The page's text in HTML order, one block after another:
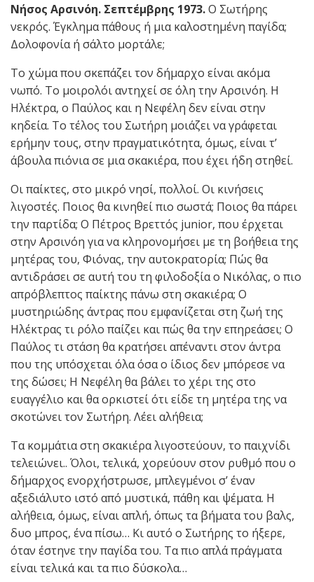
Νήσος Αρσινόη. Σεπτέμβρης 1973.Ο Σωτήρης
νεκρός. Έγκλημα πάθους ή μια καλοστημένη παγίδα;
Δολοφονία ή σάλτο μορτάλε;
Το χώμα που σκεπάζει τον δήμαρχο είναι ακόμα
νωπό. Το μοιρολόι αντηχεί σε όλη την Αρσινόη. Η
Ηλέκτρα, ο Παύλος και η Νεφέλη δεν είναι στην
κηδεία. Το τέλος του Σωτήρη μοιάζει να γράφεται
ερήμην τους, στην πραγματικότητα, όμως, είναι τ’
άβουλα πιόνια σε μια σκακιέρα, που έχει ήδη στηθεί.
Οι παίκτες, στο μικρό νησί, πολλοί. Οι κινήσεις
λιγοστές. Ποιος θα κινηθεί πιο σωστά; Ποιος θα πάρει
την παρτίδα; Ο Πέτρος Βρεττός junior, που έρχεται
στην Αρσινόη για να κληρονομήσει με τη βοήθεια της
μητέρας του, Φιόνας, την αυτοκρατορία; Πώς θα
αντιδράσει σε αυτή του τη φιλοδοξία ο Νικόλας, ο πιο
απρόβλεπτος παίκτης πάνω στη σκακιέρα; Ο
μυστηριώδης άντρας που εμφανίζεται στη ζωή της
Ηλέκτρας τι ρόλο παίζει και πώς θα την επηρεάσει; Ο
Παύλος τι στάση θα κρατήσει απέναντι στον άντρα
που της υπόσχεται όλα όσα ο ίδιος δεν μπόρεσε να
της δώσει; Η Νεφέλη θα βάλει το χέρι της στο
ευαγγέλιο και θα ορκιστεί ότι είδε τη μητέρα της να
σκοτώνει τον Σωτήρη. Λέει αλήθεια;
Τα κομμάτια στη σκακιέρα λιγοστεύουν, το παιχνίδι
τελειώνει.. Όλοι, τελικά, χορεύουν στον ρυθμό που ο
δήμαρχος ενορχήστρωσε, μπλεγμένοι σ’ έναν
αξεδιάλυτο ιστό από μυστικά, πάθη και ψέματα. Η
αλήθεια, όμως, είναι απλή, όπως τα βήματα του βαλς,
δυο μπρος, ένα πίσω… Κι αυτό ο Σωτήρης το ήξερε,
όταν έστηνε την παγίδα του. Τα πιο απλά πράγματα
είναι τελικά και τα πιο δύσκολα…